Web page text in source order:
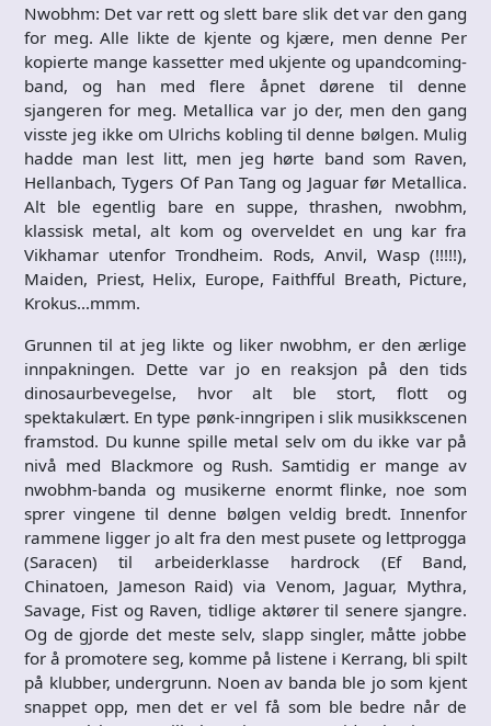
Nwobhm: Det var rett og slett bare slik det var den gang
for meg. Alle likte de kjente og kjære, men denne Per
kopierte mange kassetter med ukjente og upandcoming-
band, og han med flere åpnet dørene til denne
sjangeren for meg. Metallica var jo der, men den gang
visste jeg ikke om Ulrichs kobling til denne bølgen. Mulig
hadde man lest litt, men jeg hørte band som Raven,
Hellanbach, Tygers Of Pan Tang og Jaguar før Metallica.
Alt ble egentlig bare en suppe, thrashen, nwobhm,
klassisk metal, alt kom og overveldet en ung kar fra
Vikhamar utenfor Trondheim. Rods, Anvil, Wasp (!!!!!),
Maiden, Priest, Helix, Europe, Faithfful Breath, Picture,
Krokus…mmm.
Grunnen til at jeg likte og liker nwobhm, er den ærlige
innpakningen. Dette var jo en reaksjon på den tids
dinosaurbevegelse, hvor alt ble stort, flott og
spektakulært. En type pønk-inngripen i slik musikkscenen
framstod. Du kunne spille metal selv om du ikke var på
nivå med Blackmore og Rush. Samtidig er mange av
nwobhm-banda og musikerne enormt flinke, noe som
sprer vingene til denne bølgen veldig bredt. Innenfor
rammene ligger jo alt fra den mest pusete og lettprogga
(Saracen) til arbeiderklasse hardrock (Ef Band,
Chinatoen, Jameson Raid) via Venom, Jaguar, Mythra,
Savage, Fist og Raven, tidlige aktører til senere sjangre.
Og de gjorde det meste selv, slapp singler, måtte jobbe
for å promotere seg, komme på listene i Kerrang, bli spilt
på klubber, undergrunn. Noen av banda ble jo som kjent
snappet opp, men det er vel få som ble bedre når de